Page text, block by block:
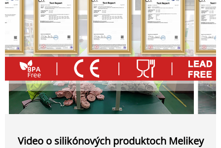
Video o silikónových produktoch Melikey